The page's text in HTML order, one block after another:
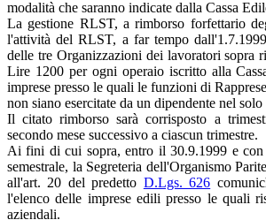
modalità che saranno indicate dalla Cassa
La gestione RLST, a rimborso forfettario
l'attività del RLST, a far tempo
delle tre Organizzazioni dei lavoratori sopra
Lire 1200 per ogni operaio iscritto alla
imprese presso le quali le funzioni di
non siano esercitate da un dipendente nel
Il citato rimborso sarà corrisposto a
secondo mese successivo a ciascun trimestre.
Ai fini di cui sopra, entro il 30.9.1999 e con
semestrale, la Segreteria dell'Organismo
all'art. 20 del predetto D.Lgs. 626
l'elenco delle imprese edili presso le quali
aziendali.